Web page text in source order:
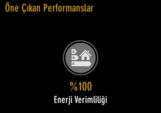
Öne Çıkan Performanslar
%100
Enerji Verimliliği